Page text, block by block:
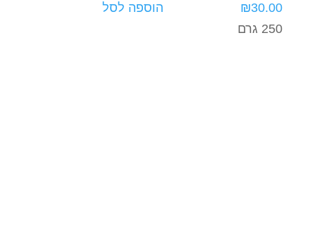
₪30.00
הוספה לסל
250 גרם